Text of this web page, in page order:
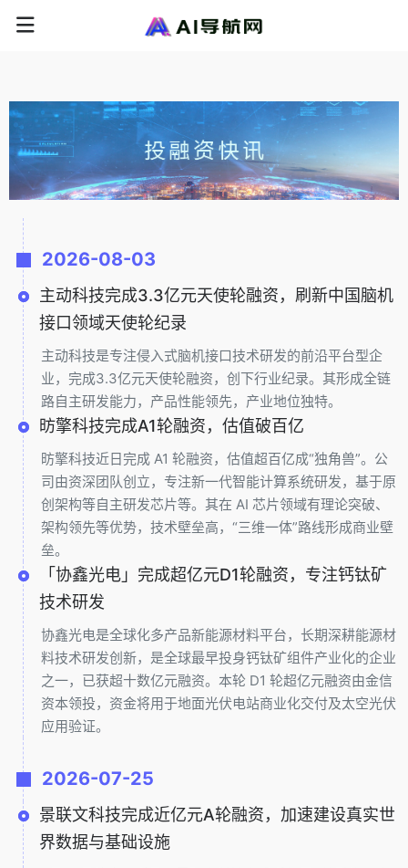
2026-08-03
主动科技完成3.3亿元天使轮融资，刷新中国脑机
接口领域天使轮纪录
主动科技是专注侵入式脑机接口技术研发的前沿平台型企
业，完成3.3亿元天使轮融资，创下行业纪录。其形成全链
路自主研发能力，产品性能领先，产业地位独特。
昉擎科技完成A1轮融资，估值破百亿
昉擎科技近日完成 A1 轮融资，估值超百亿成“独角兽”。公
司由资深团队创立，专注新一代智能计算系统研发，基于原
创架构等自主研发芯片等。其在 AI 芯片领域有理论突破、
架构领先等优势，技术壁垒高，“三维一体”路线形成商业壁
垒。
「协鑫光电」完成超亿元D1轮融资，专注钙钛矿
技术研发
协鑫光电是全球化多产品新能源材料平台，长期深耕能源材
料技术研发创新，是全球最早投身钙钛矿组件产业化的企业
之一，已获超十数亿元融资。本轮 D1 轮超亿元融资由金信
资本领投，资金将用于地面光伏电站商业化交付及太空光伏
应用验证。
2026-07-25
景联文科技完成近亿元A轮融资，加速建设真实世
界数据与基础设施